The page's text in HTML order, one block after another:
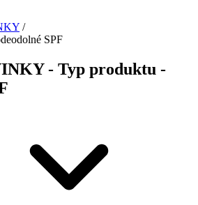
/
SPF
- Typ produktu -